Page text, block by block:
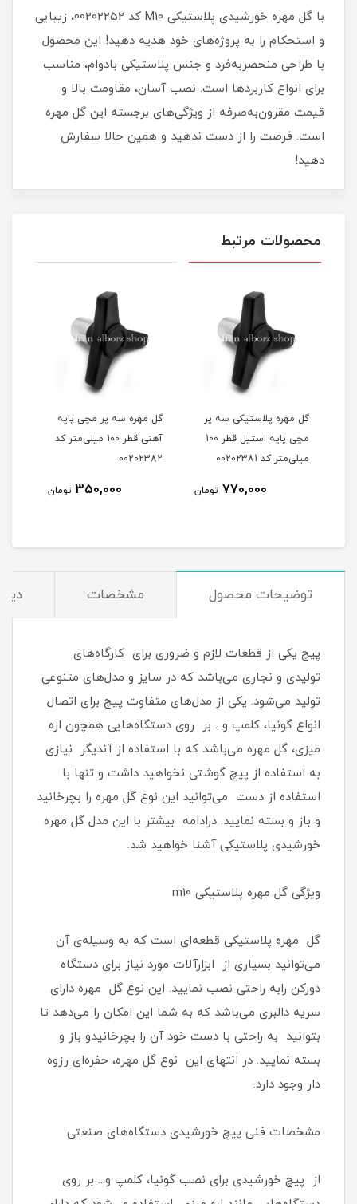
با گل مهره خورشیدی پلاستیکی M10 کد 00202252، زیبایی
و استحکام را به پروژه‌های خود هدیه دهید! این محصول
با طراحی منحصربه‌فرد و جنس پلاستیکی بادوام، مناسب
برای انواع کاربردها است. نصب آسان، مقاومت بالا و
قیمت مقرون‌به‌صرفه از ویژگی‌های برجسته این گل مهره
است. فرصت را از دست ندهید و همین حالا سفارش
دهید!
محصولات مرتبط
گل مهره پلاستیکی سه پر
مچی پایه استیل قطر 100
میلی‌متر کد 00202381
770,000 تومان
گل مهره سه پر مچی پایه
آهنی قطر 100 میلی‌متر کد
00202382
350,000 تومان
توضیحات محصول مشخصات
پیچ یکی از قطعات لازم و ضروری برای کارگاه‌های
تولیدی و نجاری می‌باشد که در سایز و مدل‌های متنوعی
تولید می‌شود. یکی از مدل‌های متفاوت پیچ برای اتصال
انواع گونیا، کلمپ و... بر روی دستگاه‌هایی همچون اره
میزی، گل مهره می‌باشد که با استفاده از آندیگر نیازی
به استفاده از پیچ گوشتی نخواهید داشت و تنها با
استفاده از دست می‌توانید این نوع گل مهره را بچرخانید
و باز و بسته نمایید. درادامه بیشتر با این مدل گل مهره
خورشیدی پلاستیکی آشنا خواهید شد.
ویژگی گل مهره پلاستیکی m10
گل مهره پلاستیکی قطعه‌ای است که به وسیله‌ی آن
می‌توانید بسیاری از ابزارآلات مورد نیاز برای دستگاه
دورکن رابه راحتی نصب نمایید. این نوع گل مهره دارای
سریه دالبری می‌باشد که به شما این امکان را می‌دهد تا
بتوانید به راحتی با دست خود آن را بچرخانیدو باز و
بسته نمایید. در انتهای این نوع گل مهره، حفره‌ای رزوه
دار وجود دارد.
مشخصات فنی پیچ خورشیدی دستگاه‌های صنعتی
از پیچ خورشیدی برای نصب گونیا، کلمپ و... بر روی